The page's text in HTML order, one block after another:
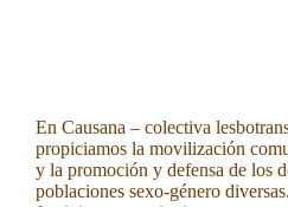
En Causana – colectiva
propiciamos la movilización
y la promoción y defensa de los
poblaciones sexo-género